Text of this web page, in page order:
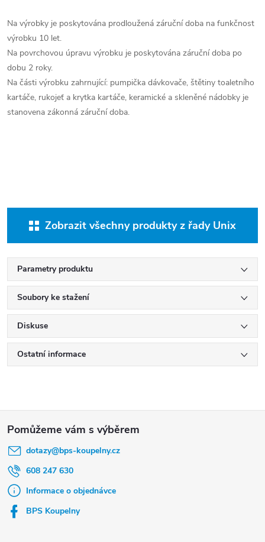
Na výrobky je poskytována prodloužená záruční doba na funkčnost
výrobku 10 let.
Na povrchovou úpravu výrobku je poskytována záruční doba po
dobu 2 roky.
Na části výrobku zahrnující: pumpička dávkovače, štětiny toaletního
kartáče, rukojeť a krytka kartáče, keramické a skleněné nádobky je
stanovena zákonná záruční doba.
Zobrazit všechny produkty z řady Unix
Parametry produktu
Soubory ke stažení
Diskuse
Ostatní informace
dotazy@bps-koupelny.cz
608 247 630
Informace o objednávce
BPS Koupelny